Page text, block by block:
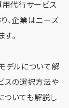
用代行サービス
、企業はニーズ
。
デルについて解
スの選択方法や
いても解説し